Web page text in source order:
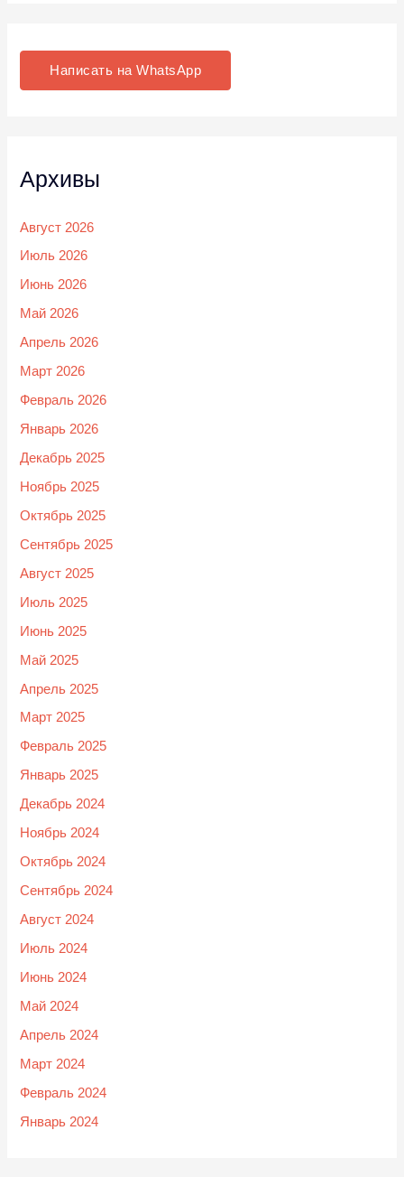
Написать на WhatsApp
Архивы
Август 2026
Июль 2026
Июнь 2026
Май 2026
Апрель 2026
Март 2026
Февраль 2026
Январь 2026
Декабрь 2025
Ноябрь 2025
Октябрь 2025
Сентябрь 2025
Август 2025
Июль 2025
Июнь 2025
Май 2025
Апрель 2025
Март 2025
Февраль 2025
Январь 2025
Декабрь 2024
Ноябрь 2024
Октябрь 2024
Сентябрь 2024
Август 2024
Июль 2024
Июнь 2024
Май 2024
Апрель 2024
Март 2024
Февраль 2024
Январь 2024